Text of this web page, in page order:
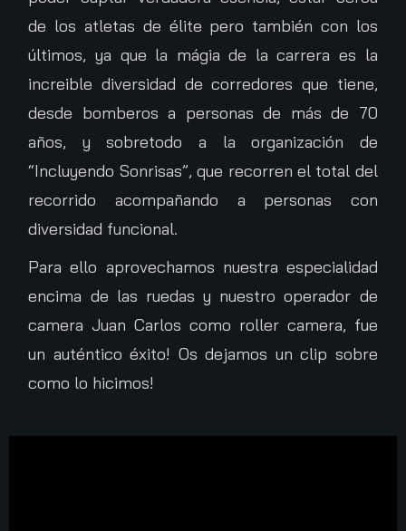
de los atletas de élite pero también con los
últimos, ya que la mágia de la carrera es la
increible diversidad de corredores que tiene,
desde bomberos a personas de más de 70
años, y sobretodo a la organización de
“Incluyendo Sonrisas”, que recorren el total del
recorrido acompañando a personas con
diversidad funcional.
Para ello aprovechamos nuestra especialidad
encima de las ruedas y nuestro operador de
camera Juan Carlos como roller camera, fue
un auténtico éxito! Os dejamos un clip sobre
como lo hicimos!